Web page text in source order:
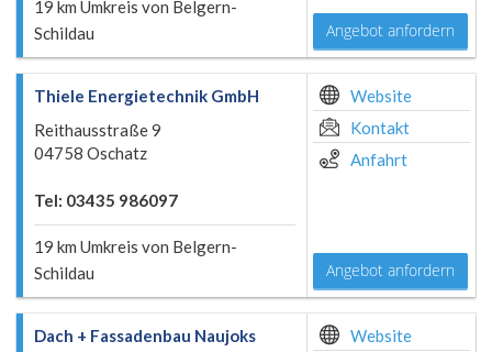
19 km Umkreis von Belgern-
Schildau
Angebot anfordern
Thiele Energietechnik GmbH
Reithausstraße 9
04758 Oschatz
Tel: 03435 986097
19 km Umkreis von Belgern-
Schildau
Website
Kontakt
Anfahrt
Angebot anfordern
Dach + Fassadenbau Naujoks
Website